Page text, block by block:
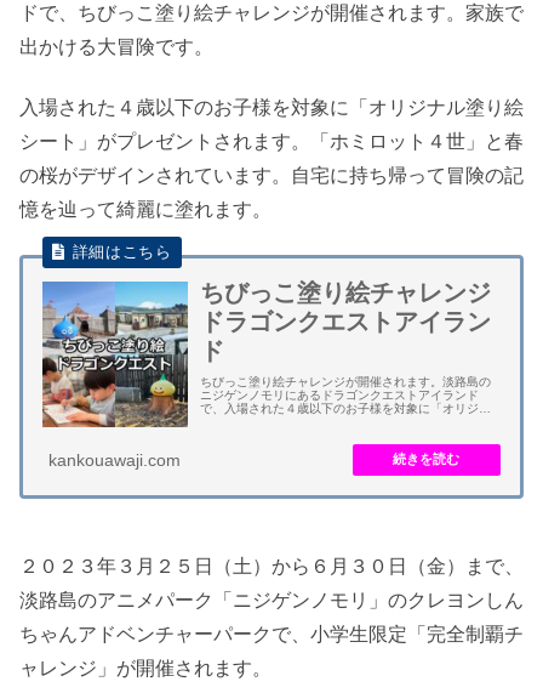
ドで、ちびっこ塗り絵チャレンジが開催されます。家族で
出かける大冒険です。
入場された４歳以下のお子様を対象に「オリジナル塗り絵
シート」がプレゼントされます。「ホミロット４世」と春
の桜がデザインされています。自宅に持ち帰って冒険の記
憶を辿って綺麗に塗れます。
ちびっこ塗り絵チャレンジ
ドラゴンクエストアイラン
ド
ちびっこ塗り絵チャレンジが開催されます。淡路島の
ニジゲンノモリにあるドラゴンクエストアイランド
で、入場された４歳以下のお子様を対象に「オリジナ
kankouawaji.com
２０２３年３月２５日（土）から６月３０日（金）まで、
淡路島のアニメパーク「ニジゲンノモリ」のクレヨンしん
ちゃんアドベンチャーパークで、小学生限定「完全制覇チ
ャレンジ」が開催されます。